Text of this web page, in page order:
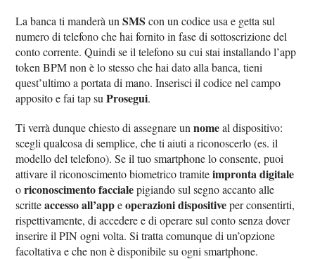
La banca ti manderà unSMS con un codice usa e getta sul
numero di telefono che hai fornito in fase di sottoscrizione del
conto corrente. Quindi se il telefono su cui stai installando l’app
token BPM non è lo stesso che hai dato alla banca, tieni
quest’ultimo a portata di mano. Inserisci il codice nel campo
apposito e fai tap suProsegui.
Ti verrà dunque chiesto di assegnare unnomeal dispositivo:
scegli qualcosa di semplice, che ti aiuti a riconoscerlo (es. il
modello del telefono). Se il tuo smartphone lo consente, puoi
attivare il riconoscimento biometrico tramiteimpronta digitale
oriconoscimento faccialepigiando sul segno accanto alle
scritteaccesso all’appeoperazioni dispositiveper consentirti,
rispettivamente, di accedere e di operare sul conto senza dover
inserire il PIN ogni volta. Si tratta comunque di un’opzione
facoltativa e che non è disponibile su ogni smartphone.